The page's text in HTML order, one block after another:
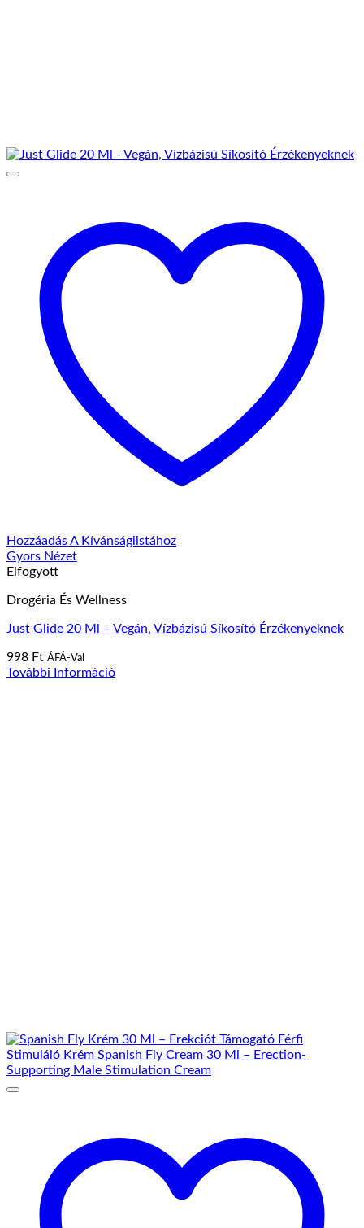
Hozzáadás A Kívánságlistához
Gyors Nézet
Elfogyott
Drogéria És Wellness
Just Glide 20 Ml – Vegán, Vízbázisú Síkosító Érzékenyeknek
998 Ft ÁFÁ-Val
További Információ